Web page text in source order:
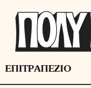
ΕΠΙΤΡΑΠΕΖΙΟ